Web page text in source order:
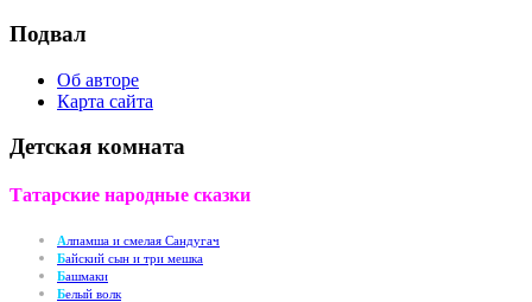
Подвал
Об авторе
Карта сайта
Детская комната
Татарские народные сказки
Алпамша и смелая Сандугач
Байский сын и три мешка
Башмаки
Белый волк